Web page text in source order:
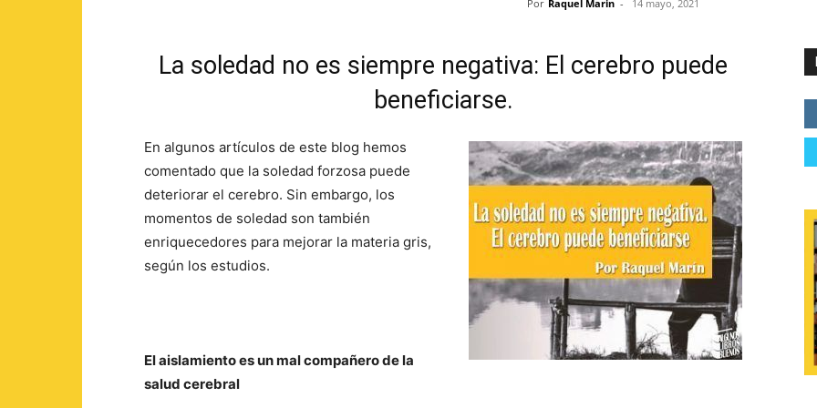
Por Raquel Marin - 14 mayo, 2021
La soledad no es siempre negativa: El cerebro puede
beneficiarse.
En algunos artículos de este blog hemos
comentado que la soledad forzosa puede
deteriorar el cerebro. Sin embargo, los
momentos de soledad son también
enriquecedores para mejorar la materia gris,
según los estudios.
El aislamiento es un mal compañero de la
salud cerebral